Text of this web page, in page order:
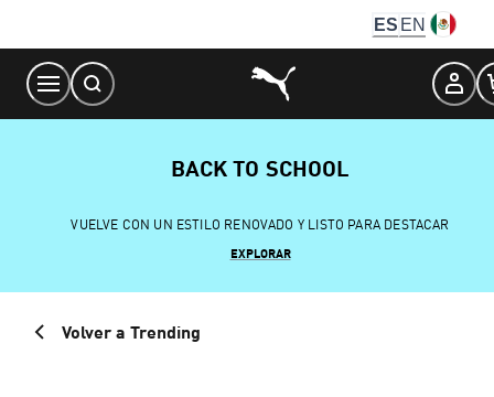
Content
ES EN
BACK TO SCHOOL
VUELVE CON UN ESTILO RENOVADO Y LISTO PARA DESTACAR
EXPLORAR
Volver a Trending